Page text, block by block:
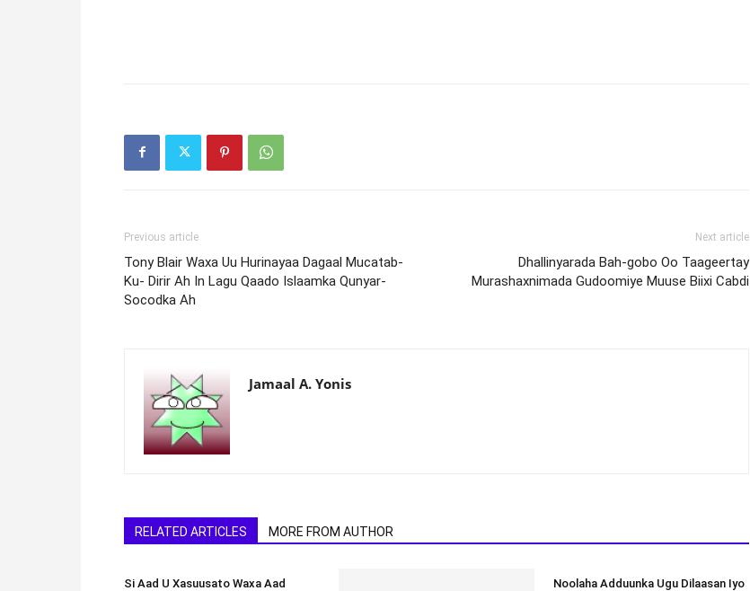
Previous article
Tony Blair Waxa Uu Hurinayaa Dagaal Mucatab-
Ku- Dirir Ah In Lagu Qaado Islaamka Qunyar-
Socodka Ah
Next article
Dhallinyarada Bah-gobo Oo Taageertay
Murashaxnimada Gudoomiye Muuse Biixi Cabdi
Jamaal A. Yonis
RELATED ARTICLES MORE FROM AUTHOR
Si Aad U Xasuusato Waxa Aad
Noolaha Adduunka Ugu Dilaasan Iyo